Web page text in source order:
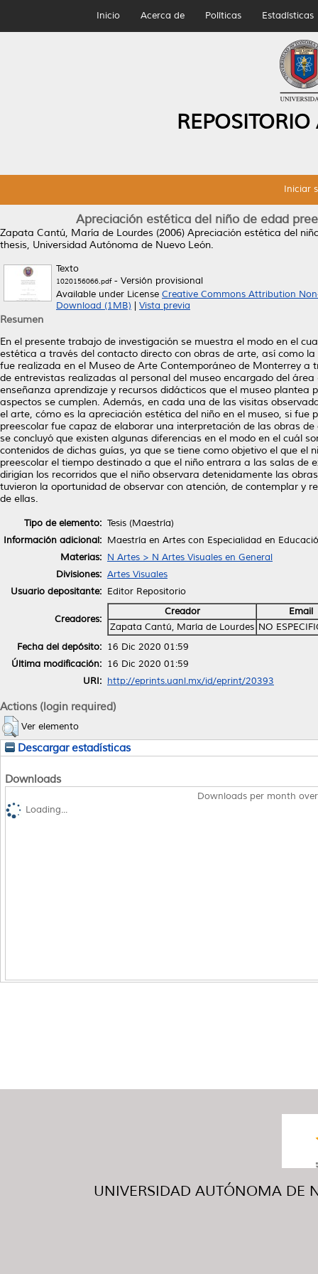
Inicio Acerca de Políticas Estadísticas
Iniciar
Apreciación estética del niño de edad
Zapata Cantú, María de Lourdes (2006) Apreciación estética del
thesis, Universidad Autónoma de Nuevo León.
Texto
1020156066.pdf- Versión provisional
Available under License Creative Commons Attribution
Download (1MB)
Vista previa
Resumen
En el presente trabajo de investigación se muestra el modo en el
estética a través del contacto directo con obras de arte, así como
fue realizada en el Museo de Arte Contemporáneo de Monterrey a
de entrevistas realizadas al personal del museo encargado del
enseñanza aprendizaje y recursos didácticos que el museo
aspectos se cumplen. Además, en cada una de las visitas
el arte, cómo es la apreciación estética del niño en el museo, si fue
preescolar fue capaz de elaborar una interpretación de las obras
se concluyó que existen algunas diferencias en el modo en el cuál
contenidos de dichas guías, ya que se tiene como objetivo el que
preescolar el tiempo destinado a que el niño entrara a las salas de
dirigían los recorridos que el niño observara detenidamente las
tuvieron la oportunidad de observar con atención, de contemplar y
de ellas.
Tipo de elemento: Tesis (Maestría)
Información adicional: Maestría en Artes con Especialidad en
Materias: N Artes > N Artes Visuales en General
Divisiones: Artes Visuales
Usuario depositante: Editor Repositorio
Creadores:
Creador
Email
Zapata Cantú, María de Lourdes NO
Fecha del depósito: 16 Dic 2020 01:59
Última modificación: 16 Dic 2020 01:59
URI: http://eprints.uanl.mx/id/eprint/20393
Actions (login required)
Ver elemento
Descargar estadísticas
Downloads
Downloads per month
Loading...
UNIVERSIDAD AUTÓNOMA DE